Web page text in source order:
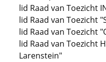
lid Raad van Toezicht
lid Raad van Toezicht
lid Raad van Toezicht
lid Raad van Toezicht
Larenstein"